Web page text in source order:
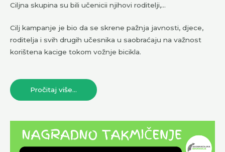
Ciljna skupina su bili učenicii njihovi roditelji,…
Cilj kampanje je bio da se skrene pažnja javnosti, djece,
roditelja i svih drugih učesnika u saobraćaju na važnost
korištena kacige tokom vožnje bicikla.
Pročitaj više...